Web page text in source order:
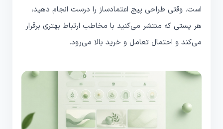
است. وقتی طراحی پیج اعتمادساز را درست انجام دهید،
هر پستی که منتشر می‌کنید با مخاطب ارتباط بهتری برقرار
می‌کند و احتمال تعامل و خرید بالا می‌رود.